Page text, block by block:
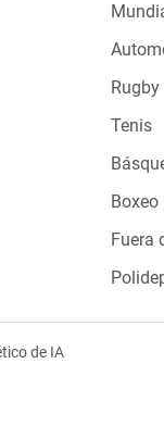
Rugby
Tenis
Boxeo
Fuera
de IA